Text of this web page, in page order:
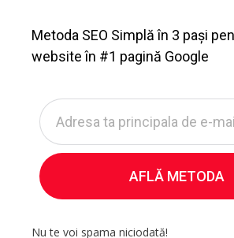
Metoda SEO Simplă în 3 pași
website în #1 pagină Google
AFLĂ METODA
Nu te voi spama niciodată!